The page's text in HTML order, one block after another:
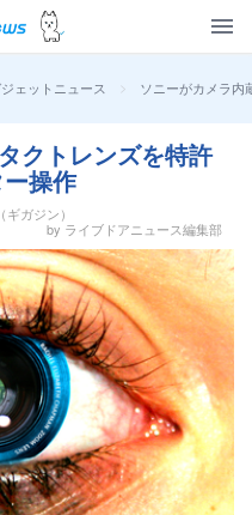
ジェットニュース > ソニーがカメラ内
クトレンズを特許
操作
ガジン）
by ライブドアニュース編集部